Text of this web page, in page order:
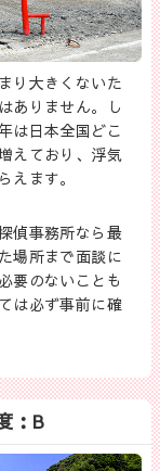
り大きくないた
ありません。し
は日本全国どこ
えており、浮気
ます。
偵事務所なら最
場所まで面談に
要のないことも
は必ず事前に確
：B